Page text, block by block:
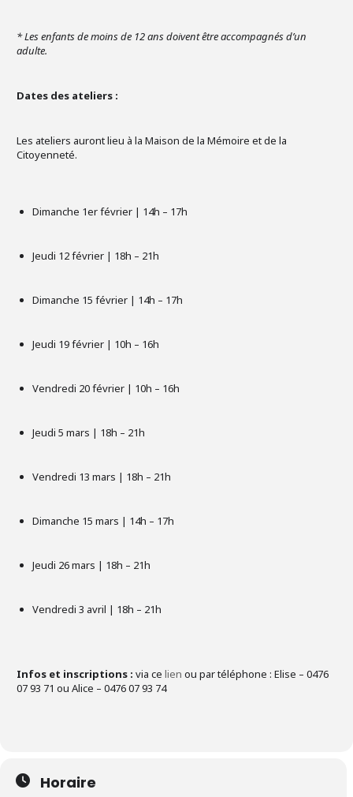
* Les enfants de moins de 12 ans doivent être accompagnés d’un
adulte.
Dates des ateliers :
Les ateliers auront lieu à la Maison de la Mémoire et de la
Citoyenneté.
Dimanche 1er février | 14h – 17h
Jeudi 12 février | 18h – 21h
Dimanche 15 février | 14h – 17h
Jeudi 19 février | 10h – 16h
Vendredi 20 février | 10h – 16h
Jeudi 5 mars | 18h – 21h
Vendredi 13 mars | 18h – 21h
Dimanche 15 mars | 14h – 17h
Jeudi 26 mars | 18h – 21h
Vendredi 3 avril | 18h – 21h
Infos et inscriptions : via ce lien ou par téléphone : Elise – 0476
07 93 71 ou Alice – 0476 07 93 74
Horaire